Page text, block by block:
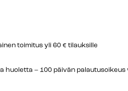
toimitus yli 60 € tilauksille
huoletta – 100 päivän